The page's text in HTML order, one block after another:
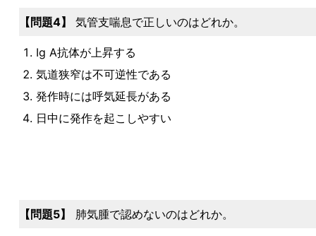
問題4 気管支喘息で正しいのはどれか。
Ig A抗体が上昇する
気道狭窄は不可逆性である
発作時には呼気延長がある
日中に発作を起こしやすい
問題5 肺気腫で認めないのはどれか。